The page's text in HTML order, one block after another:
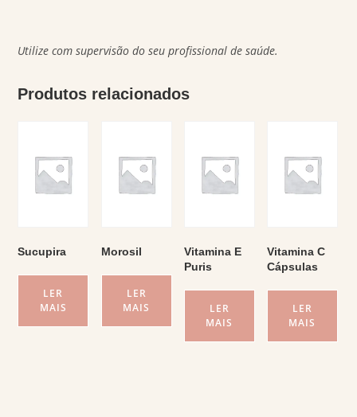
Utilize com supervisão do seu profissional de saúde.
Produtos relacionados
Sucupira
LER
MAIS
Morosil
LER
MAIS
Vitamina E
Puris
LER
MAIS
Vitamina C
Cápsulas
LER
MAIS